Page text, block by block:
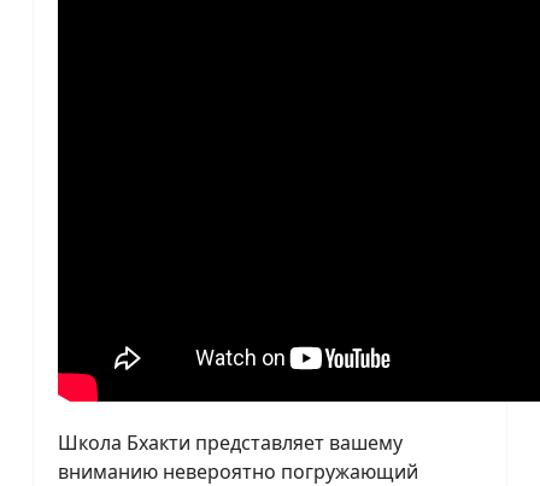
Школа Бхакти представляет вашему
вниманию невероятно погружающий